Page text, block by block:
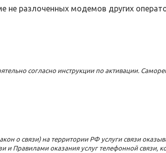
разлоченных модемов других
согласно инструкции по активации.
о связи) на территории РФ услуги связи
и Правилами оказания услуг телефонной